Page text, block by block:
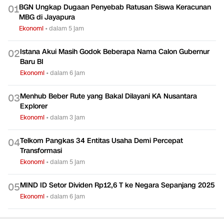
01BGN Ungkap Dugaan Penyebab Ratusan Siswa Keracunan
MBG di Jayapura
Ekonomi •dalam 5 jam
02Istana Akui Masih Godok Beberapa Nama Calon Gubernur
Baru BI
Ekonomi •dalam 6 jam
03Menhub Beber Rute yang Bakal Dilayani KA Nusantara
Explorer
Ekonomi •dalam 3 jam
04Telkom Pangkas 34 Entitas Usaha Demi Percepat
Transformasi
Ekonomi •dalam 5 jam
05MIND ID Setor Dividen Rp12,6 T ke Negara Sepanjang 2025
Ekonomi •dalam 6 jam